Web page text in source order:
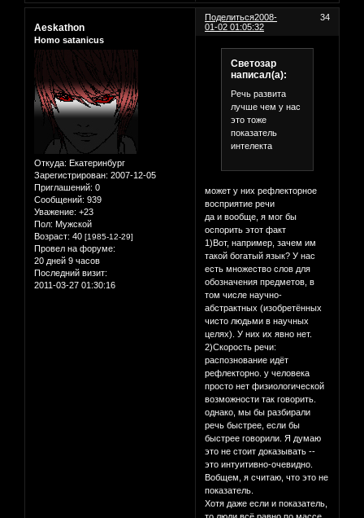
Поделиться 34
2008-
01-02 01:05:32
Aeskathon
Homo satanicus
Откуда: Екатеринбург
Зарегистрирован: 2007-12-05
Приглашений: 0
Сообщений: 939
Уважение: +23
Пол: Мужской
Возраст: 40 [1985-12-29]
Провел на форуме:
20 дней 9 часов
Последний визит:
2011-03-27 01:30:16
Светозар
написал(а):
Речь развита
лучше чем у нас
это тоже
показатель
интелекта
может у них рефлекторное
восприятие речи
да и вообще, я мог бы
оспорить этот факт
1)Вот, например, зачем им
такой богатый язык? У нас
есть множество слов для
обозначения предметов, в
том числе научно-
абстрактных (изобретённых
чисто людьми в научных
целях). У них их явно нет.
2)Скорость речи:
распознование идёт
рефлекторно. у человека
просто нет физиологической
возможности так говорить.
однако, мы бы разбирали
речь быстрее, если бы
быстрее говорили. Я думаю
это не стоит доказывать --
это интуитивно-очевидно.
Вобщем, я считаю, что это не
показатель.
Хотя даже если и показатель,